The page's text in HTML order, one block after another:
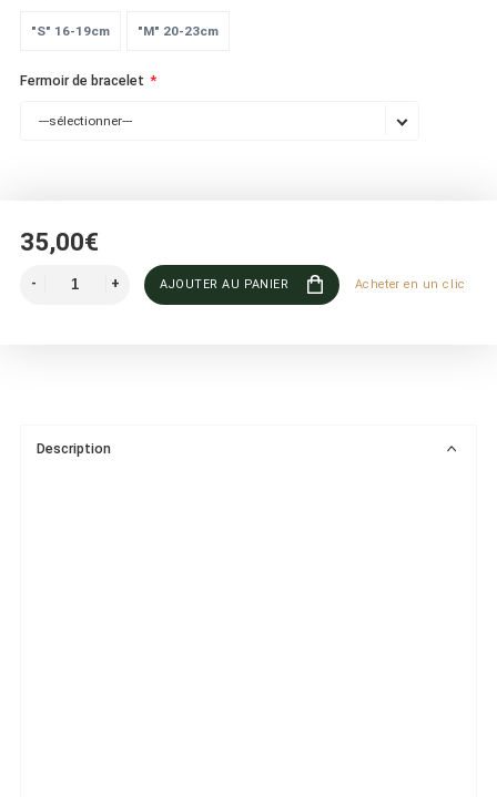
"S" 16-19cm "M" 20-23cm
Fermoir de bracelet
---sélectionner---
35,00€
AJOUTER AU PANIER Acheter en un clic
Description